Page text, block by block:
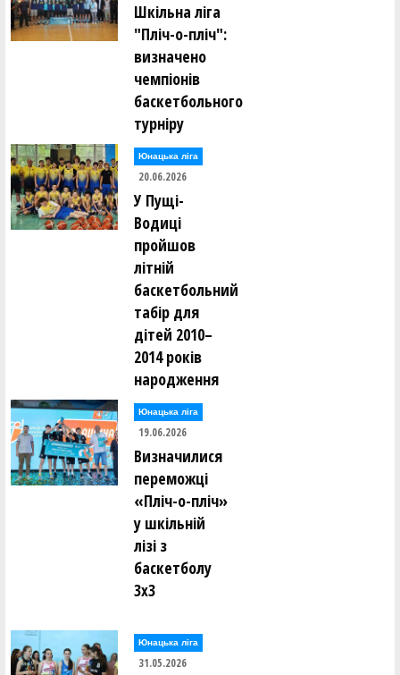
Шкільна ліга
"Пліч-о-пліч":
визначено
чемпіонів
баскетбольного
турніру
Юнацька ліга
20.06.2026
У Пущі-
Водиці
пройшов
літній
баскетбольний
табір для
дітей 2010–
2014 років
народження
Юнацька ліга
19.06.2026
Визначилися
переможці
«Пліч-о-пліч»
у шкільній
лізі з
баскетболу
3х3
Юнацька ліга
31.05.2026